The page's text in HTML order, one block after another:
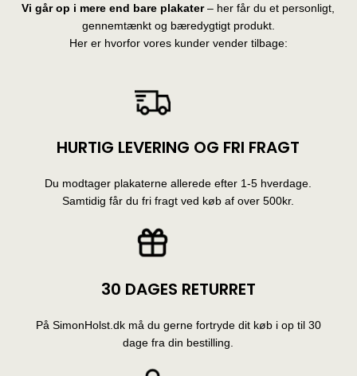
Vi går op i mere end bare plakater– her får du et personligt,
gennemtænkt og bæredygtigt produkt.
Her er hvorfor vores kunder vender tilbage:
HURTIG LEVERING OG FRI FRAGT
Du modtager plakaterne allerede efter 1-5 hverdage.
Samtidig får du fri fragt ved køb af over 500kr.
30 DAGES RETURRET
På SimonHolst.dk må du gerne fortryde dit køb i op til 30
dage fra din bestilling.